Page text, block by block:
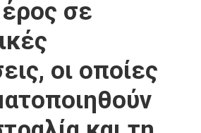
σε
οι οποίες